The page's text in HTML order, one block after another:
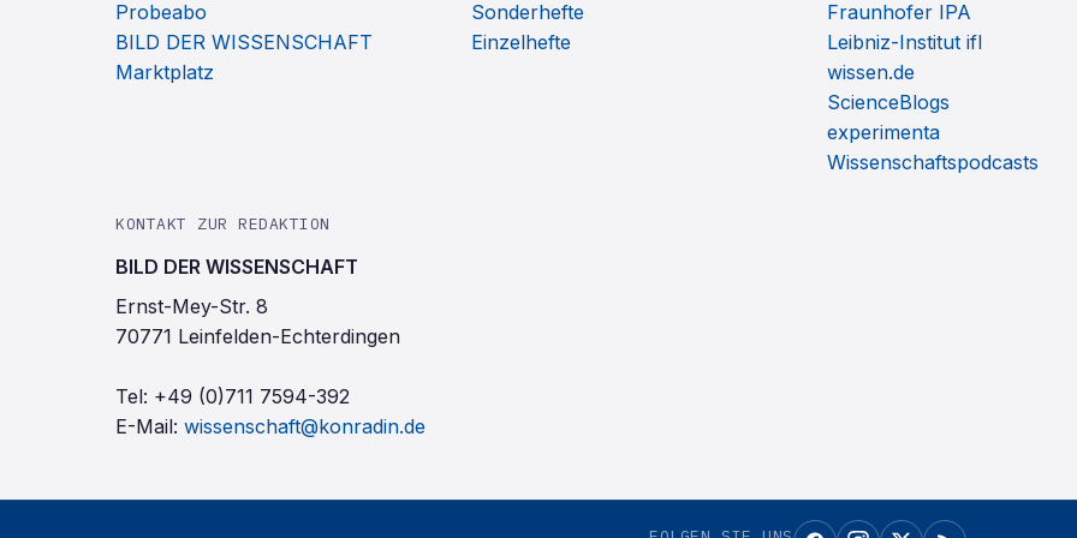
Probeabo
BILD DER WISSENSCHAFT
Marktplatz
Sonderhefte
Einzelhefte
Fraunhofer IPA
Leibniz-Institut ifl
wissen.de
ScienceBlogs
experimenta
Wissenschaftspodcasts
KONTAKT ZUR REDAKTION
BILD DER WISSENSCHAFT
Ernst-Mey-Str. 8
70771 Leinfelden-Echterdingen
Tel: +49 (0)711 7594-392
E-Mail: wissenschaft@konradin.de